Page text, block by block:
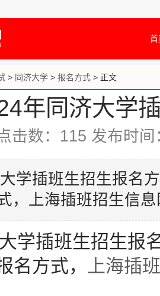
首
> 同济大学 > 报名方式 > 正文
年同济大学
击数： 115 发布时
学插班生招生报名
，上海插班招生信
学插班生招生报
名方式， 上海插